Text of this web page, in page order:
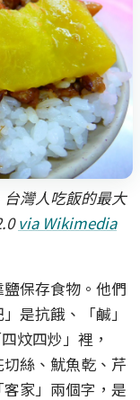
灣人吃飯的最大
via Wikimedia
保存食物。他們
是抗餓、「鹹」
炆四炒」裡，
切絲、魷魚乾、芹
家」兩個字，是